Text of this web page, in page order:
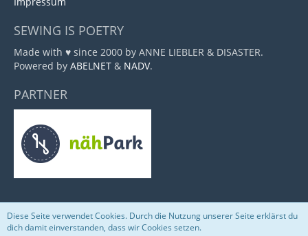
SEWING IS POETRY
Made with ♥ since 2000 by ANNE LIEBLER & DISASTER.
Powered by ABELNET & NADV.
PARTNER
Community-Software:WoltLab Suite™
Diese Seite verwendet Cookies. Durch die Nutzung unserer Seite erklärst du
dich damit einverstanden, dass wir Cookies setzen.